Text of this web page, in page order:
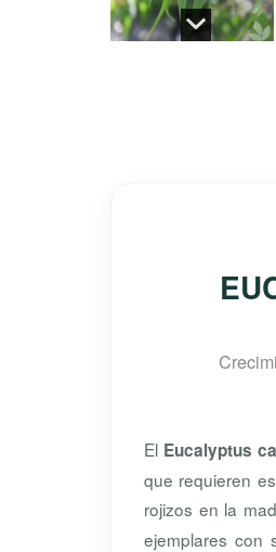
El Eucalyptus
que requieren
rojizos en la
ejemplares con